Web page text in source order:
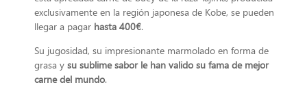
exclusivamente en la región japonesa de Kobe, se pueden
llegar a pagar hasta 400€.
Su jugosidad, su impresionante marmolado en forma de
grasa y su sublime sabor le han valido su fama de mejor
carne del mundo.